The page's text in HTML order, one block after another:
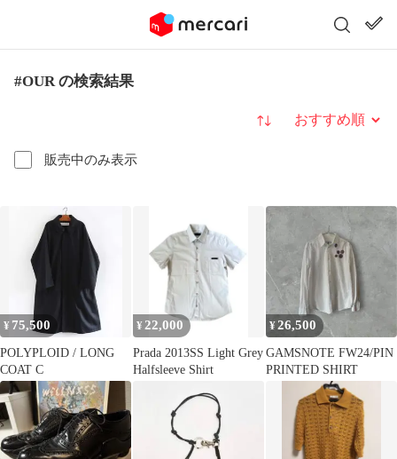
#OUR の検索結果
販売中のみ表示
並び替え
¥ 75,500
POLYPLOID / LONG
COAT C
¥ 22,000
Prada 2013SS Light Grey
Halfsleeve Shirt
¥26,500
GAMSNOTE FW24/PIN
PRINTED SHIRT